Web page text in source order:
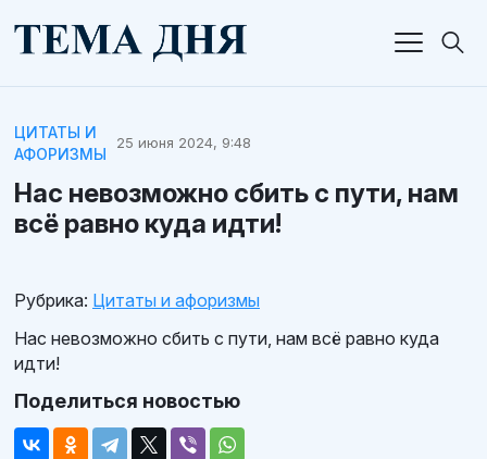
ЦИТАТЫ И
АФОРИЗМЫ
25 июня 2024, 9:48
Нас невозможно сбить с пути, нам
всё равно куда идти!
Рубрика: Цитаты и афоризмы
Нас невозможно сбить с пути, нам всё равно куда
идти!
Поделиться новостью